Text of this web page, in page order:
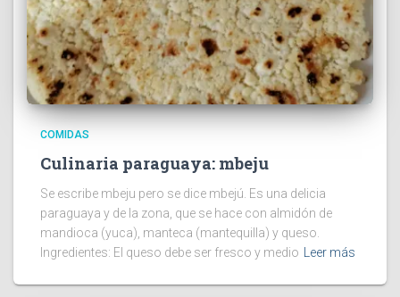
COMIDAS
Culinaria paraguaya: mbeju
Se escribe mbeju pero se dice mbejú. Es una delicia
paraguaya y de la zona, que se hace con almidón de
mandioca (yuca), manteca (mantequilla) y queso.
Ingredientes: El queso debe ser fresco y medio Leer más